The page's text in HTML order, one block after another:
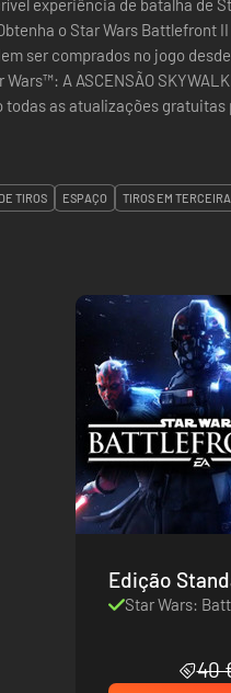
experiência de batalha de
o Star Wars Battlefront
ser comprados no jogo
SKYWALKER™*. A Celebration
as atualizações gratuitas
TIROS ESPAÇO TIROS EM
Edição
Star Wars:
40